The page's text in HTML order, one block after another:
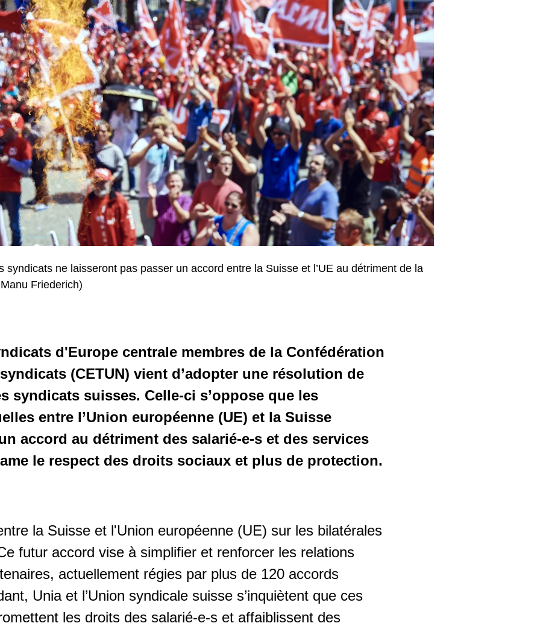
syndicats ne laisseront pas passer un accord entre la Suisse et l’UE au détriment de la
Friederich)
d'Europe centrale membres de la Confédération
(CETUN) vient d’adopter une résolution de
syndicats suisses. Celle-ci s’oppose que les
entre l’Union européenne (UE) et la Suisse
accord au détriment des salarié-e-s et des services
le respect des droits sociaux et plus de protection.
la Suisse et l'Union européenne (UE) sur les bilatérales
futur accord vise à simplifier et renforcer les relations
actuellement régies par plus de 120 accords
Unia et l’Union syndicale suisse s’inquiètent que ces
les droits des salarié-e-s et affaiblissent des